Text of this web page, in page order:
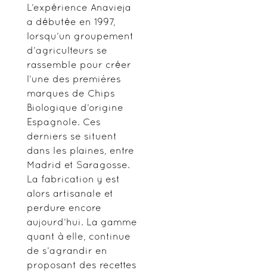
L’expérience Anavieja
a débutée en 1997,
lorsqu’un groupement
d’agriculteurs se
rassemble pour créer
l’une des premières
marques de Chips
Biologique d’origine
Espagnole. Ces
derniers se situent
dans les plaines, entre
Madrid et Saragosse.
La fabrication y est
alors artisanale et
perdure encore
aujourd’hui. La gamme
quant à elle, continue
de s’agrandir en
proposant des recettes